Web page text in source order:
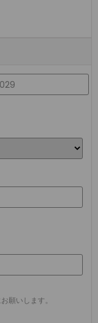
願いします。